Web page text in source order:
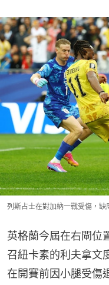
列斯占士在對加納一戰受傷，缺
英格蘭今屆在右閘位
召紐卡素的利夫拿
在開賽前因小腿受傷